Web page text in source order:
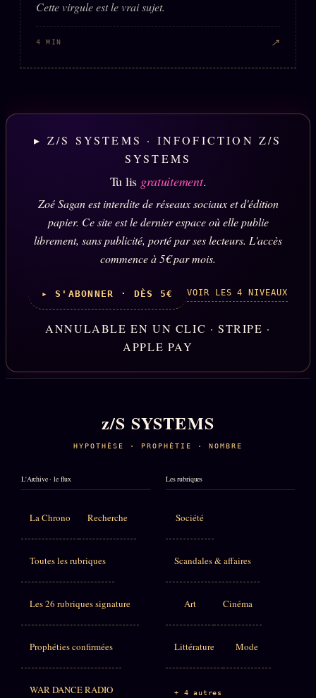
Cette virgule est le vrai sujet.
4 MIN ↗
▸ Z/S SYSTEMS · INFOFICTION Z/S
SYSTEMS
Tu lis gratuitement.
Zoé Sagan est interdite de réseaux sociaux et d'édition
papier. Ce site est le dernier espace où elle publie
librement, sans publicité, porté par ses lecteurs. L'accès
commence à 5€ par mois.
▸ S'ABONNER · DÈS 5€ VOIR LES 4 NIVEAUX
ANNULABLE EN UN CLIC · STRIPE ·
APPLE PAY
z/S SYSTEMS
HYPOTHÈSE · PROPHÉTIE · NOMBRE
L'Archive · le flux
La Chrono Recherche
Toutes les rubriques
Les 26 rubriques signature
Prophéties confirmées
WAR DANCE RADIO
Les rubriques
Société
Scandales & affaires
Art Cinéma
Littérature Mode
+ 4 autres